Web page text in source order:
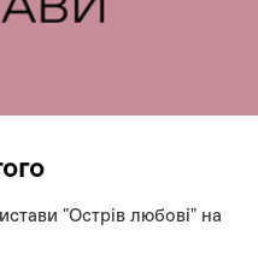
"Острів любові" на